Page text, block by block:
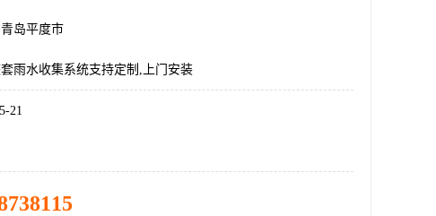
岛平度市
套雨水收集系统支持定制,上门安装
21